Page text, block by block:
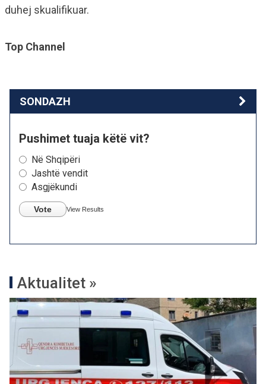
duhej skualifikuar.
Top Channel
SONDAZH
Pushimet tuaja këtë vit?
Në Shqipëri
Jashtë vendit
Asgjëkundi
Vote View Results
Aktualitet »